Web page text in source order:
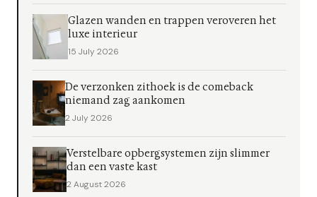
Glazen wanden en trappen veroveren het
luxe interieur
15 July 2026
De verzonken zithoek is de comeback
niemand zag aankomen
2 July 2026
Verstelbare opbergsystemen zijn slimmer
dan een vaste kast
2 August 2026